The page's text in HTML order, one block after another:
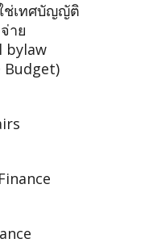
ช่เทศบัญญัติ
าย
bylaw
Budget)